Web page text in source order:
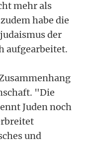
mehr als
habe die
der
aufgearbeitet.
"Die
Juden noch
und